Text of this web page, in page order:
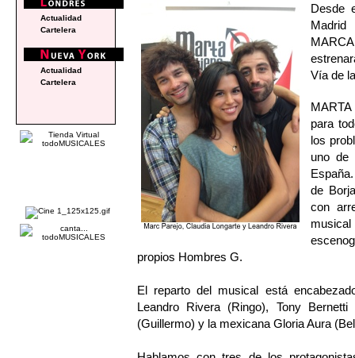
Desde
Vía de
para
los
uno de
de
con
propios Hombres G.
El reparto del musical está
Leandro Rivera (Ringo), Tony
(Guillermo) y la mexicana Gloria Aura
Actualidad
Cartelera
Actualidad
Cartelera